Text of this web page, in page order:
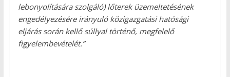
lebonyolítására szolgáló) lőterek üzemeltetésének
engedélyezésére irányuló közigazgatási hatósági
eljárás során kellő súllyal történő, megfelelő
figyelembevételét.”